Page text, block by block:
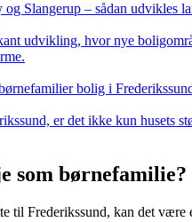
Slangerup – sådan udvikles
udvikling, hvor nye
bolig i
er det ikke kun husets
som børnefamilie?
til Frederikssund, kan det